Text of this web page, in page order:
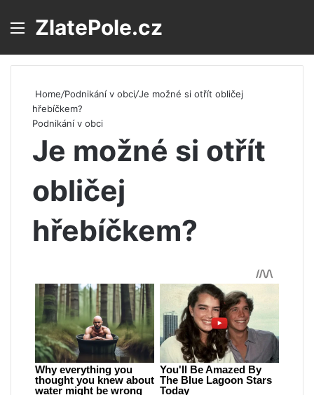
Menu
ZlatePole.cz
Home/Podnikání v obci/Je možné si otřít obličej
hřebíčkem?
Podnikání v obci
Je možné si otřít
obličej
hřebíčkem?